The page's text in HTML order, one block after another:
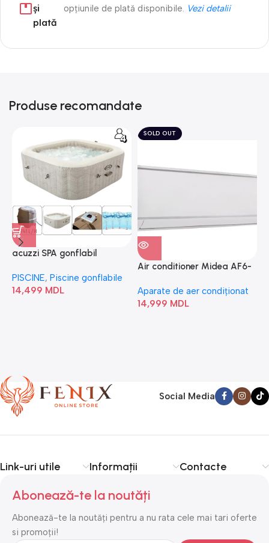
și
plată
opțiunile de plată disponibile. Vezi detalii
Produse recomandate
acuzzi SPA gonflabil
Bubble” 28446
PISCINE, Piscine gonflabile
14,499 MDL
SOLD OUT
Air conditioner Midea AF6-
Aparate de aer condiționat
14,999 MDL
Social Media
Link-uri utile Informații Contacte
Abonează-te la noutăți
Abonează-te la noutăți pentru a nu rata cele mai tari oferte
si promoții!